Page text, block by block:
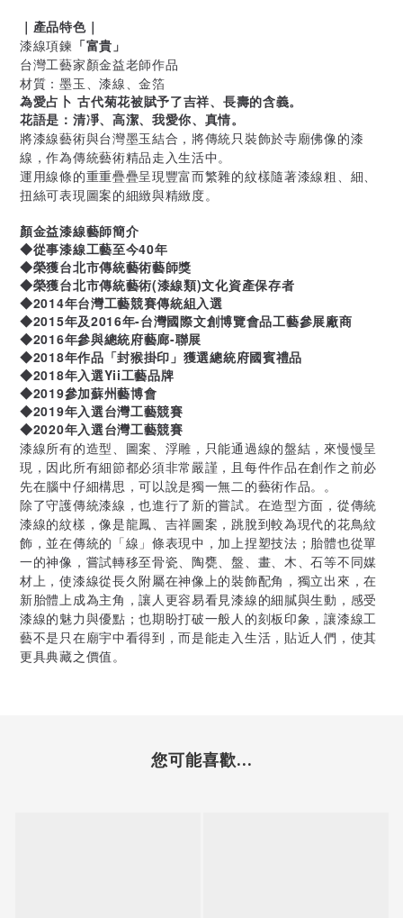
｜產品特色｜
漆線項鍊 「富貴」
台灣工藝家顏金益老師作品
材質：墨玉、漆線、金箔
為愛占卜 古代菊花被賦予了吉祥、長壽的含義。
花語是：清凈、高潔、我愛你、真情。
將漆線藝術與台灣墨玉結合，將傳統只裝飾於寺廟佛像的漆
線，作為傳統藝術精品走入生活中。
運用線條的重重疊疊呈現豐富而繁雜的紋樣隨著漆線粗、細、
扭絲可表現圖案的細緻與精緻度。
顏金益漆線藝師簡介
◆從事漆線工藝至今40年
◆榮獲台北市傳統藝術藝師獎
◆榮獲台北市傳統藝術(漆線類)文化資產保存者
◆2014年台灣工藝競賽傳統組入選
◆2015年及2016年-台灣國際文創博覽會品工藝參展廠商
◆2016年參與總統府藝廊-聯展
◆2018年作品「封猴掛印」獲選總統府國賓禮品
◆2018年入選Yii工藝品牌
◆2019參加蘇州藝博會
◆2019年入選台灣工藝競賽
◆2020年入選台灣工藝競賽
漆線所有的造型、圖案、浮雕，只能通過線的盤結，來慢慢呈
現，因此所有細節都必須非常嚴謹，且每件作品在創作之前必
先在腦中仔細構思，可以說是獨一無二的藝術作品。。
除了守護傳統漆線，也進行了新的嘗試。在造型方面，從傳統
漆線的紋樣，像是龍鳳、吉祥圖案，跳脫到較為現代的花鳥紋
飾，並在傳統的「線」條表現中，加上捏塑技法；胎體也從單
一的神像，嘗試轉移至骨瓷、陶甕、盤、畫、木、石等不同媒
材上，使漆線從長久附屬在神像上的裝飾配角，獨立出來，在
新胎體上成為主角，讓人更容易看見漆線的細膩與生動，感受
漆線的魅力與優點；也期盼打破一般人的刻板印象，讓漆線工
藝不是只在廟宇中看得到，而是能走入生活，貼近人們，使其
更具典藏之價值。
您可能喜歡...